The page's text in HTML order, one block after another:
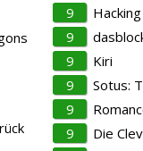
9
9
9
Kiri
9
Sotus:
9
9
Die